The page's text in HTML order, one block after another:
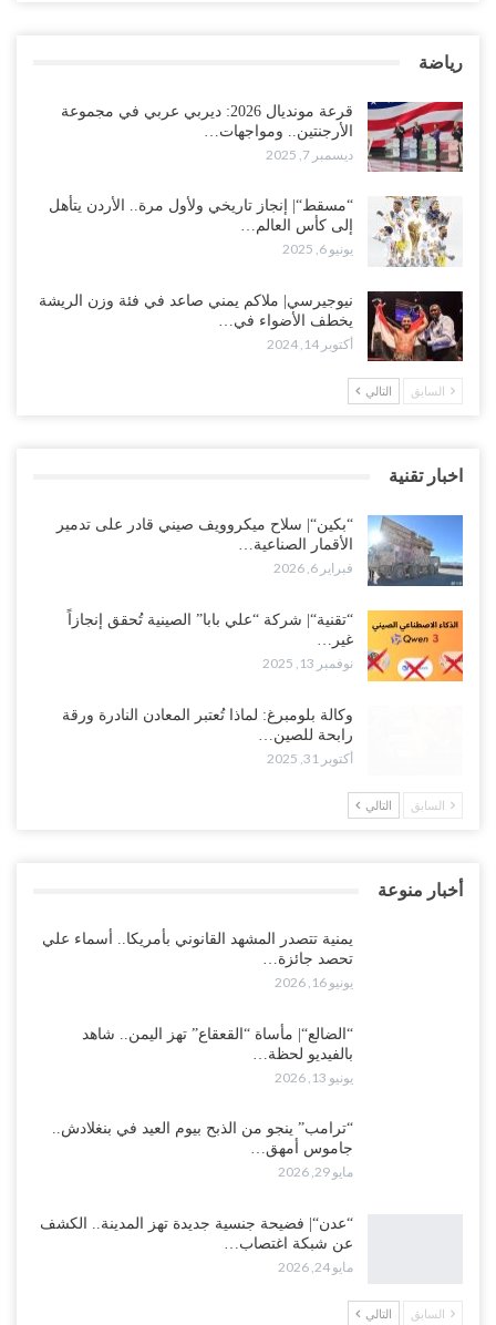
رياضة
قرعة مونديال 2026: ديربي عربي في مجموعة
الأرجنتين.. ومواجهات…
ديسمبر 7, 2025
“مسقط“| إنجاز تاريخي ولأول مرة.. الأردن يتأهل
إلى كأس العالم…
يونيو 6, 2025
نيوجيرسي| ملاكم يمني صاعد في فئة وزن الريشة
يخطف الأضواء في…
أكتوبر 14, 2024
السابق التالي
اخبار تقنية
“بكين“| سلاح ميكروويف صيني قادر على تدمير
الأقمار الصناعية…
فبراير 6, 2026
“تقنية“| شركة “علي بابا” الصينية تُحقق إنجازاً
غير…
نوفمبر 13, 2025
وكالة بلومبرغ: لماذا تُعتبر المعادن النادرة ورقة
رابحة للصين…
أكتوبر 31, 2025
السابق التالي
أخبار منوعة
يمنية تتصدر المشهد القانوني بأمريكا.. أسماء علي
تحصد جائزة…
يونيو 16, 2026
“الضالع“| مأساة “القعقاع” تهز اليمن.. شاهد
بالفيديو لحظة…
يونيو 13, 2026
“ترامب” ينجو من الذبح بيوم العيد في بنغلادش..
جاموس أمهق…
مايو 29, 2026
“عدن“| فضيحة جنسية جديدة تهز المدينة.. الكشف
عن شبكة اغتصاب…
مايو 24, 2026
السابق التالي